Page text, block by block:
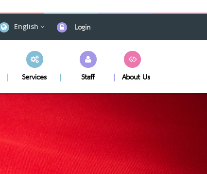
English Login
Services Staff About Us